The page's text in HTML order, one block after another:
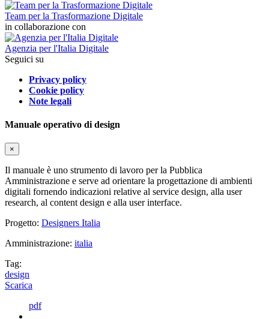
Team per la Trasformazione Digitale
in collaborazione con
Agenzia per l'Italia Digitale
Seguici su
Privacy policy
Cookie policy
Note legali
Manuale operativo di design
×
Il manuale è uno strumento di lavoro per la Pubblica
Amministrazione e serve ad orientare la progettazione di ambienti
digitali fornendo indicazioni relative al service design, alla user
research, al content design e alla user interface.
Progetto: Designers Italia
Amministrazione: italia
Tag:
design
Scarica
pdf